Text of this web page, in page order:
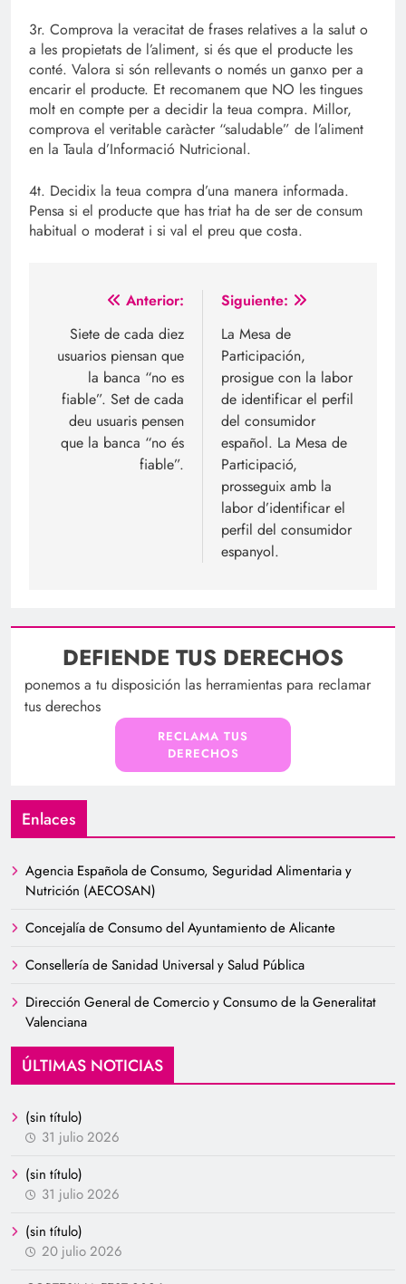
3r. Comprova la veracitat de frases relatives a la salut o
a les propietats de l’aliment, si és que el producte les
conté. Valora si són rellevants o només un ganxo per a
encarir el producte. Et recomanem que NO les tingues
molt en compte per a decidir la teua compra. Millor,
comprova el veritable caràcter “saludable” de l’aliment
en la Taula d’Informació Nutricional.
4t. Decidix la teua compra d’una manera informada.
Pensa si el producte que has triat ha de ser de consum
habitual o moderat i si val el preu que costa.
Navegación
de
entradas
Anterior:
Siete de cada diez
usuarios piensan que
la banca “no es
fiable”. Set de cada
deu usuaris pensen
que la banca “no és
fiable”.
Siguiente:
La Mesa de
Participación,
prosigue con la labor
de identificar el perfil
del consumidor
español. La Mesa de
Participació,
prosseguix amb la
labor d’identificar el
perfil del consumidor
espanyol.
DEFIENDE TUS DERECHOS
ponemos a tu disposición las herramientas para reclamar
tus derechos
RECLAMA TUS
DERECHOS
Enlaces
Agencia Española de Consumo, Seguridad Alimentaria y
Nutrición (AECOSAN)
Concejalía de Consumo del Ayuntamiento de Alicante
Consellería de Sanidad Universal y Salud Pública
Dirección General de Comercio y Consumo de la Generalitat
Valenciana
ÚLTIMAS NOTICIAS
(sin título)
31 julio 2026
(sin título)
31 julio 2026
(sin título)
20 julio 2026